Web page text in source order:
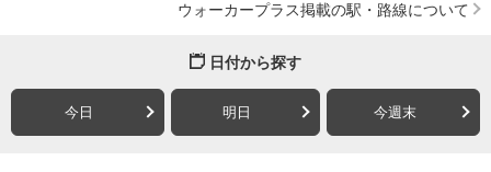
ウォーカープラス掲載の駅・路線について
日付から探す
今日 明日 今週末